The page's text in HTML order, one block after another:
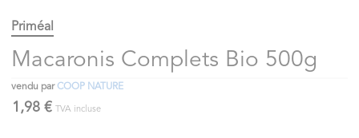
Priméal
Macaronis Complets Bio 500g
vendu parCOOP NATURE
1,98 € TVA incluse